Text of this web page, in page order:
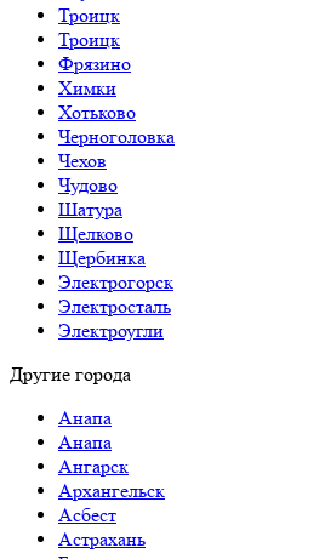
Троицк
Троицк
Фрязино
Химки
Хотьково
Черноголовка
Чехов
Чудово
Шатура
Щелково
Щербинка
Электрогорск
Электросталь
Электроугли
Другие города
Анапа
Анапа
Ангарск
Архангельск
Асбест
Астрахань